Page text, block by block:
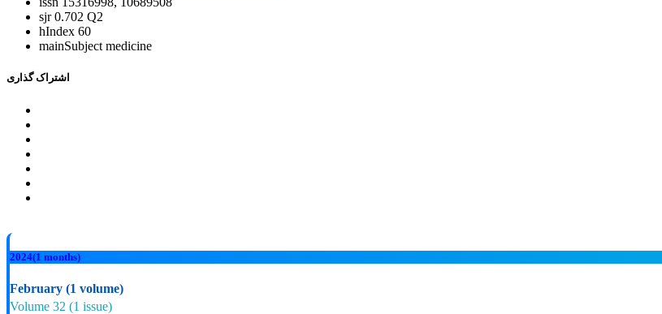
sjr0.702 Q2
hIndex 60
mainSubject medicine
اشتراک گذاری
2024(1 months)
February (1 volume)
Volume 32 (1 issue)